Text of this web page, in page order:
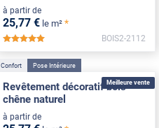
à partir de
25,77 € le m² *
*****
BOIS2-2112
Meilleure vente
Confort Pose Intérieure
Revêtement décoratif bois
chêne naturel
à partir de